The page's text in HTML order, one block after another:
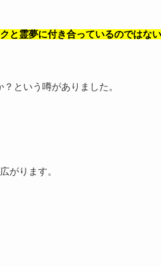
と霊夢に付き合っているのではない
という噂がありました。
がります。